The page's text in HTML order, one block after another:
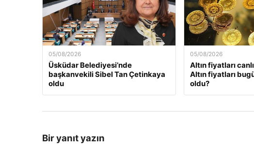
05/08/2026
Üsküdar Belediyesi’nde
başkanvekili Sibel Tan Çetinkaya
oldu
05/08/2026
Altın fiyatları
Altın fiyatları
oldu?
Bir yanıt yazın